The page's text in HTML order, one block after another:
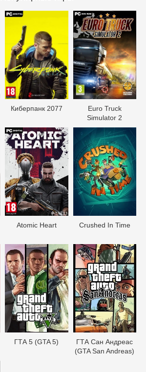
Киберпанк 2077
Euro Truck
Simulator 2
Atomic Heart Crushed In Time
ГТА 5 (GTA 5)
ГТА Сан Андреас
(GTA San Andreas)